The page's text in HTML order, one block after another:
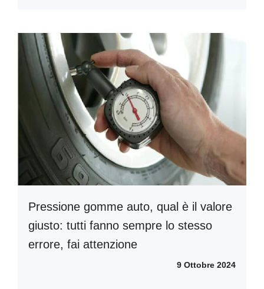
Pressione gomme auto, qual è il valore
giusto: tutti fanno sempre lo stesso
errore, fai attenzione
9 Ottobre 2024